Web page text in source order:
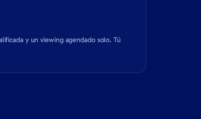
y un viewing agendado solo. Tú